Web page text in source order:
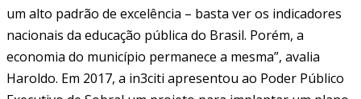
um alto padrão de excelência – basta ver os indicadores
nacionais da educação pública do Brasil. Porém, a
economia do município permanece a mesma”, avalia
Haroldo. Em 2017, a in3citi apresentou ao Poder Público